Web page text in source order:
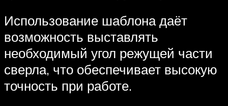
Использование шаблона даёт
возможность выставлять
необходимый угол режущей части
сверла, что обеспечивает высокую
точность при работе.